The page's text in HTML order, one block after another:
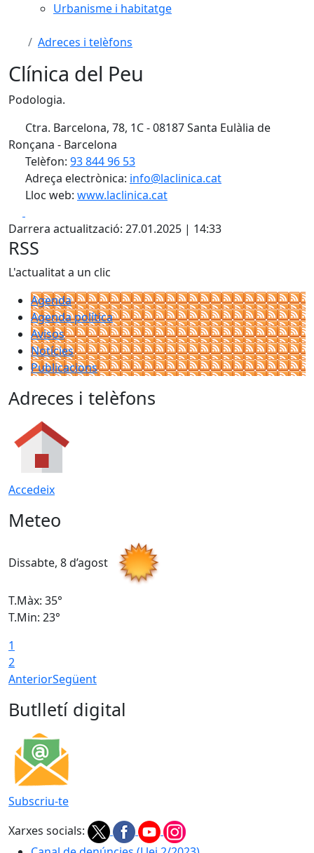
Urbanisme i habitatge
Adreces i telèfons
Clínica del Peu
Podologia.
Ctra. Barcelona, 78, 1C - 08187 Santa Eulàlia de
Ronçana - Barcelona
Telèfon: 93 844 96 53
Adreça electrònica: info@laclinica.cat
Lloc web: www.laclinica.cat
Darrera actualització: 27.01.2025 | 14:33
RSS
L'actualitat a un clic
Agenda
Agenda política
Avisos
Notícies
Publicacions
Adreces i telèfons
Accedeix
Meteo
Dissabte, 8 d’agost
T.Màx: 35°
T.Min: 23°
1
2
AnteriorSegüent
Butlletí digital
Subscriu-te
Xarxes socials: